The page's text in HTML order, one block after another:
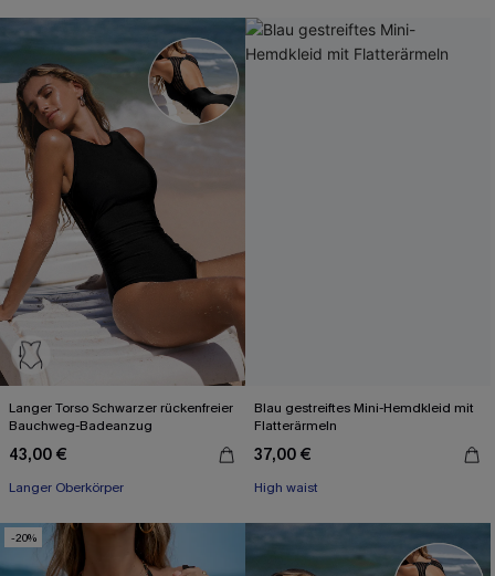
Langer Torso Schwarzer rückenfreier
Bauchweg-Badeanzug
43,00 €
Langer Oberkörper
Blau gestreiftes Mini-Hemdkleid mit
Flatterärmeln
37,00 €
High waist
-20%